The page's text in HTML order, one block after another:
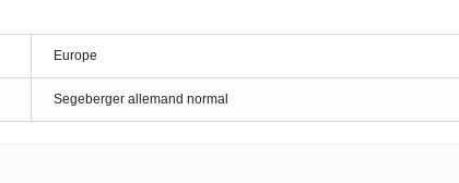
Europe
Segeberger allemand normal